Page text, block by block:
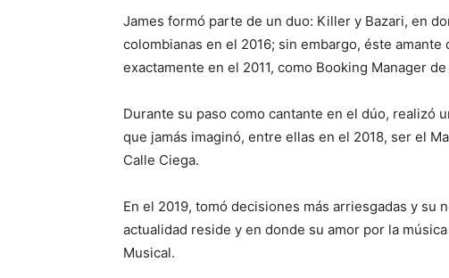
James formó parte de un duo: Killer y Bazari, en
colombianas en el 2016; sin embargo, éste
exactamente en el 2011, como Booking Manager
Durante su paso como cantante en el dúo, realizó
que jamás imaginó, entre ellas en el 2018, ser el
Calle Ciega.
En el 2019, tomó decisiones más arriesgadas y su
actualidad reside y en donde su amor por la
Musical.